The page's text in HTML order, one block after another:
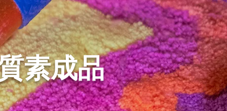
素成品